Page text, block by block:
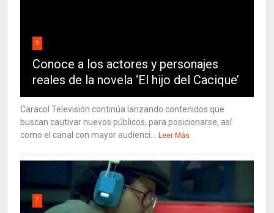
6
Conoce a los actores y personajes
reales de la novela ‘El hijo del Cacique’
Caracol Televisión continúa lanzando contenidos que
buscan cautivar nuevos públicos, para posicionarse, así
como el canal con mayor audienci...
Leer Más
7